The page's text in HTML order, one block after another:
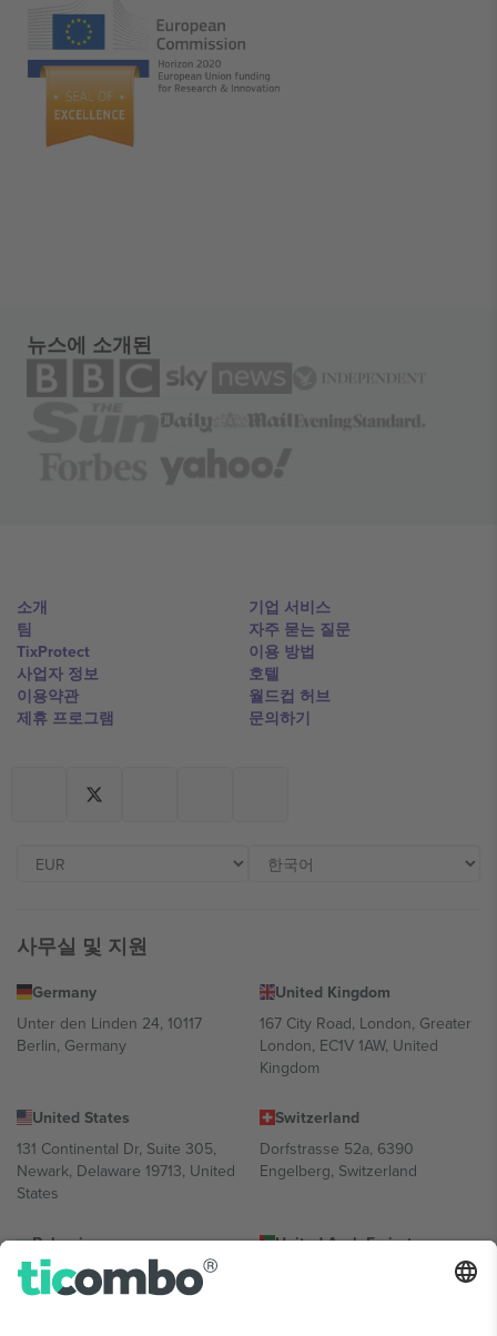
뉴스에 소개된
소개
팀
TixProtect
사업자 정보
이용약관
제휴 프로그램
기업 서비스
자주 묻는 질문
이용 방법
호텔
월드컵 허브
문의하기
사무실 및 지원
Germany
Unter den Linden 24, 10117
Berlin, Germany
United Kingdom
167 City Road, London, Greater
London, EC1V 1AW, United
Kingdom
United States
131 Continental Dr, Suite 305,
Newark, Delaware 19713, United
States
Switzerland
Dorfstrasse 52a, 6390
Engelberg, Switzerland
Bulgaria
Regus Sofia City West, bul
Totleben 53-55, 1606 Sofia,
United Arab Emirates
UAE Dubai Silicon Oasis, DDP